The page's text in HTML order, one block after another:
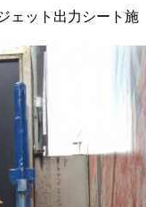
ェット出力シート施